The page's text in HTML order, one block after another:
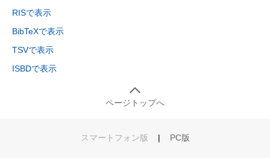
RISで表示
BibTeXで表示
TSVで表示
ISBDで表示
ページトップへ
スマートフォン版 | PC版